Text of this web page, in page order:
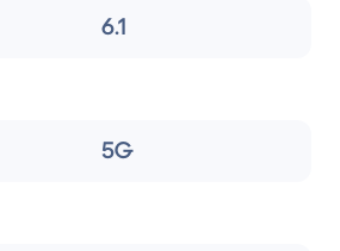
6.1
5G